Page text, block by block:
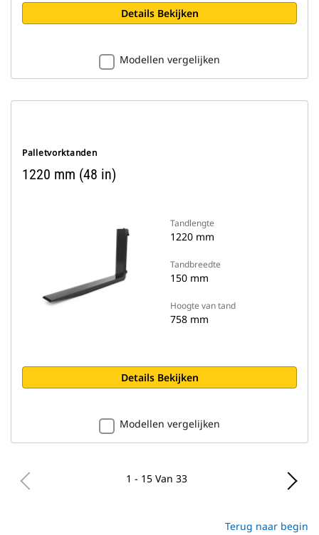
Details Bekijken
Modellen vergelijken
Palletvorktanden
1220 mm (48 in)
Tandlengte
1220 mm
Tandbreedte
150 mm
Hoogte van tand
758 mm
Details Bekijken
Modellen vergelijken
1 - 15 Van 33
Terug naar begin